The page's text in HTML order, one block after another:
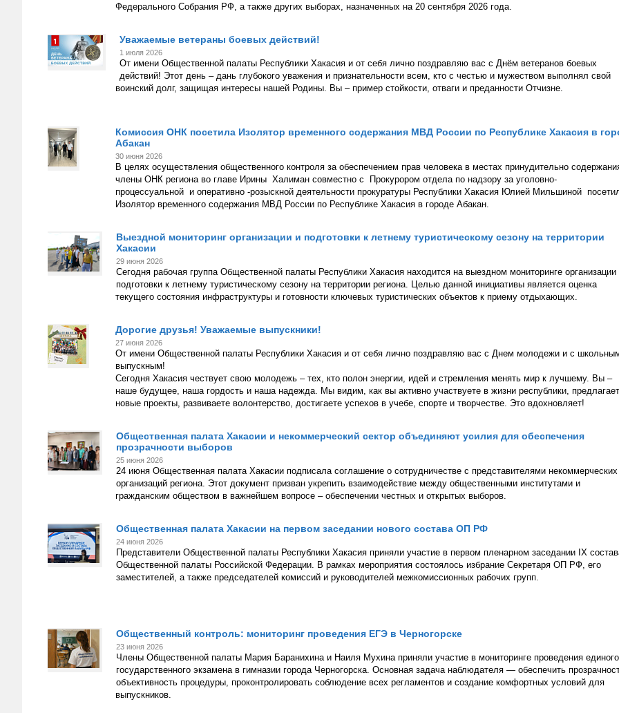
Федерального Собрания РФ, а также других выборах, назначенных на 20 сентября 2026 года.
Уважаемые ветераны боевых действий!
1 июля 2026
От имени Общественной палаты Республики Хакасия и от себя лично поздравляю вас с Днём ветеранов боевых
действий! Этот день – дань глубокого уважения и признательности всем, кто с честью и мужеством выполнял свой
воинский долг, защищая интересы нашей Родины. Вы – пример стойкости, отваги и преданности Отчизне.
Комиссия ОНК посетила Изолятор временного содержания МВД России по Республике Хакасия в
Абакан
30 июня 2026
В целях осуществления общественного контроля за обеспечением прав человека в местах принудительно
члены ОНК региона во главе Ирины Халиман совместно с Прокурором отдела по надзору за уголовно-
процессуальной и оперативно -розыскной деятельности прокуратуры Республики Хакасия Юлией Мильшиной
Изолятор временного содержания МВД России по Республике Хакасия в городе Абакан.
Выездной мониторинг организации и подготовки к летнему туристическому сезону на территории
Хакасии
29 июня 2026
Сегодня рабочая группа Общественной палаты Республики Хакасия находится на выездном мониторинге организации
подготовки к летнему туристическому сезону на территории региона. Целью данной инициативы является оценка
текущего состояния инфраструктуры и готовности ключевых туристических объектов к приему отдыхающих.
Дорогие друзья! Уважаемые выпускники!
27 июня 2026
От имени Общественной палаты Республики Хакасия и от себя лично поздравляю вас с Днем молодежи и с
выпускным!
Сегодня Хакасия чествует свою молодежь – тех, кто полон энергии, идей и стремления менять мир к лучшему. Вы –
наше будущее, наша гордость и наша надежда. Мы видим, как вы активно участвуете в жизни республики,
новые проекты, развиваете волонтерство, достигаете успехов в учебе, спорте и творчестве. Это вдохновляет!
Общественная палата Хакасии и некоммерческий сектор объединяют усилия для обеспечения
прозрачности выборов
25 июня 2026
24 июня Общественная палата Хакасии подписала соглашение о сотрудничестве с представителями некоммерческих
организаций региона. Этот документ призван укрепить взаимодействие между общественными институтами и
гражданским обществом в важнейшем вопросе – обеспечении честных и открытых выборов.
Общественная палата Хакасии на первом заседании нового состава ОП РФ
24 июня 2026
Представители Общественной палаты Республики Хакасия приняли участие в первом пленарном заседании IX
Общественной палаты Российской Федерации. В рамках мероприятия состоялось избрание Секретаря ОП РФ, его
заместителей, а также председателей комиссий и руководителей межкомиссионных рабочих групп.
Общественный контроль: мониторинг проведения ЕГЭ в Черногорске
23 июня 2026
Члены Общественной палаты Мария Баранихина и Наиля Мухина приняли участие в мониторинге проведения единого
государственного экзамена в гимназии города Черногорска. Основная задача наблюдателя — обеспечить
объективность процедуры, проконтролировать соблюдение всех регламентов и создание комфортных условий для
выпускников.